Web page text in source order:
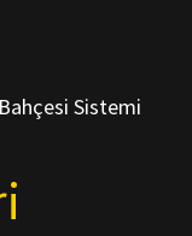
Sistemi